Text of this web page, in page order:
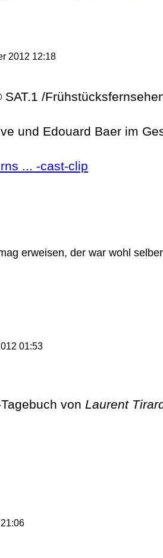
2012 12:18
/
und Edouard Baer im
... -cast-clip
erweisen, der war wohl
01:53
von Laurent